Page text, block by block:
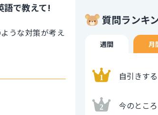
語で教えて!
うな対策が考え
質問ランキ
週間 月
自引きす
今のとこ